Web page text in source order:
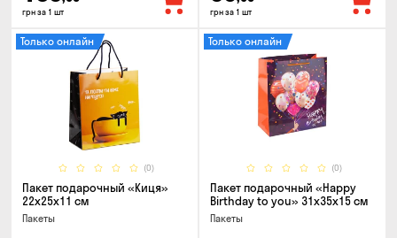
грн за 1 шт грн за 1 шт
(0)
Только онлайн
Пакет подарочный «Киця»
22x25x11 см
Пакеты
(0)
Только онлайн
Пакет подарочный «Happy
Birthday to you» 31x35x15 cм
Пакеты